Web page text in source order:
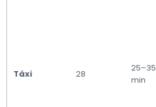
Táxi 28
25–35
min